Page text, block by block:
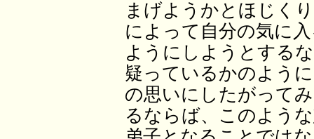
まげようかとほじく
によって自分の気に
ようにしようとする
疑っているかのよう
の思いにしたがって
るならば、このよう